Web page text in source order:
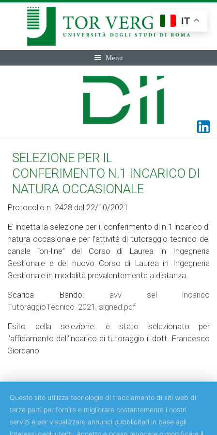
Menu
SELEZIONE PER IL
CONFERIMENTO N.1 INCARICO DI
NATURA OCCASIONALE
Protocollo n. 2428 del 22/10/2021
E’ indetta la selezione per il conferimento di n.1 incarico di
natura occasionale per l’attività di tutoraggio tecnico del
canale “on-line” del Corso di Laurea in Ingegneria
Gestionale e del nuovo Corso di Laurea in Ingegneria
Gestionale in modalità prevalentemente a distanza.
Scarica Bando: avv sel incarico
TutoraggioTecnico_2021_signed.pdf
Esito della selezione: è stato selezionato per
l’affidamento dell’incarico di tutoraggio il dott. Francesco
Giordano
Copyright © 2018 Università degli Studi di Roma Tor Vergata
IT
Questo sito utilizza tecnologie di tracciamento di siti web di
terze parti per fornire e migliorare costantemente i nostri
servizi e per visualizzare annunci pubblicitari in base agli